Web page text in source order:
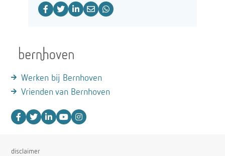
Werken bij Bernhoven
Vrienden van Bernhoven
disclaimer